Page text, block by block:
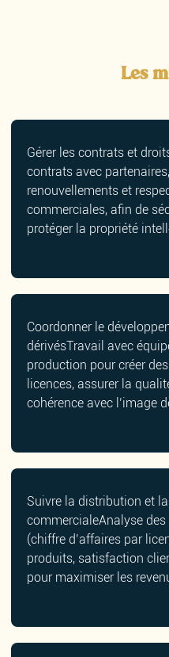
Les
Gérer les contrats et
contrats avec
renouvellements et
commerciales, afin de
protéger la propriété
Coordonner le
dérivésTravail avec
production pour créer
licences, assurer la
cohérence avec l’image
Suivre la distribution et
commercialeAnalyse
(chiffre d’affaires par
produits, satisfaction
pour maximiser les